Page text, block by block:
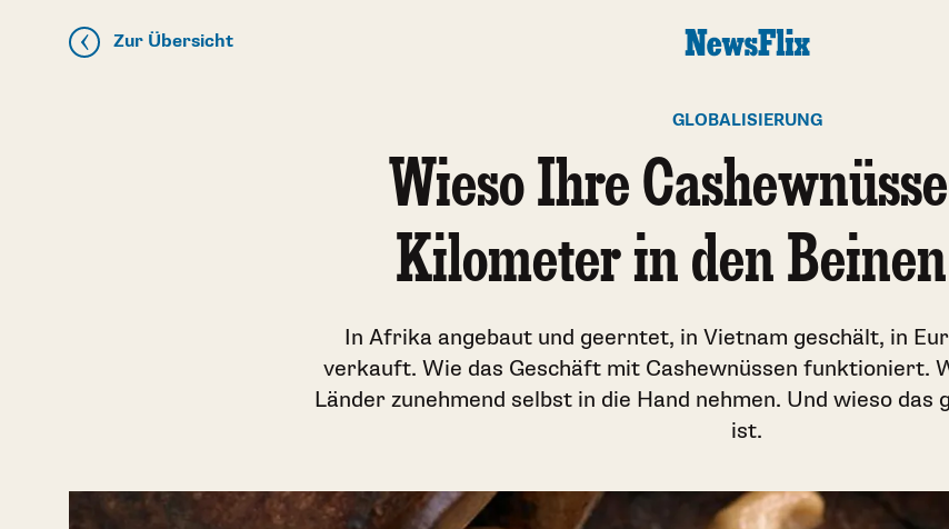
Zur Übersicht
GLOBALISIERUNG
Wieso Ihre
Kilometer in den
In Afrika angebaut und geerntet, in Vietnam geschält, in
verkauft. Wie das Geschäft mit Cashewnüssen funktioniert.
Länder zunehmend selbst in die Hand nehmen. Und wieso
ist.